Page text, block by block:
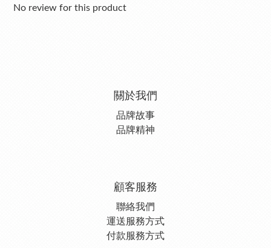
No review for this product
關於我們
品牌故事
品牌精神
顧客服務
聯絡我們
運送服務方式
付款服務方式